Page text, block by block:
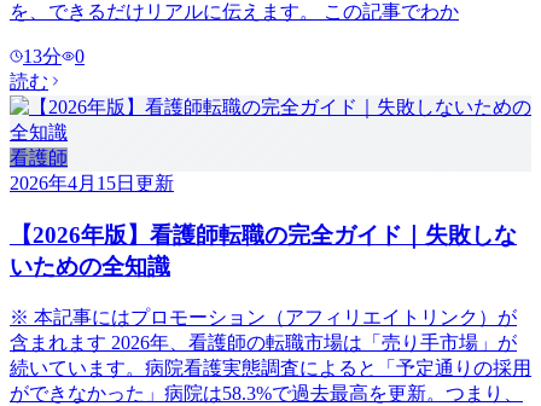
を、できるだけリアルに伝えます。 この記事でわか
13分
0
読む
看護師
2026年4月15日 更新
【2026年版】看護師転職の完全ガイド｜失敗しな
いための全知識
※ 本記事にはプロモーション（アフィリエイトリンク）が
含まれます 2026年、看護師の転職市場は「売り手市場」が
続いています。病院看護実態調査によると「予定通りの採用
ができなかった」病院は58.3%で過去最高を更新。つまり、